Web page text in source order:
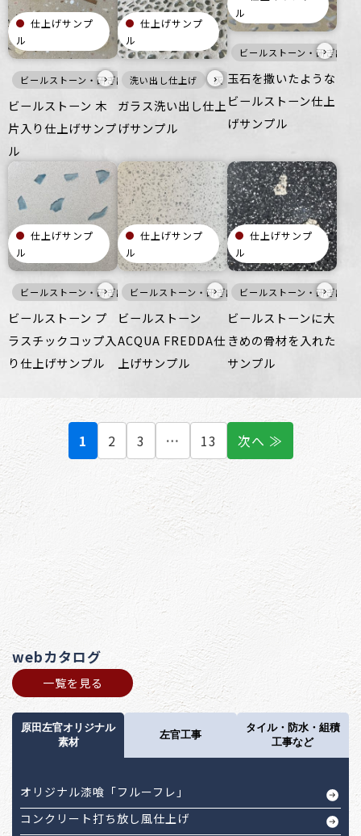
仕上げサンプ
ル
ビールストーン・研ぎ出し仕上げ 暖色 壁 床 家具・什器 つる
›
ビールストーン 木
片入り仕上げサンプ
ル
仕上げサンプ
ル
洗い出し仕上げ 灰 壁 床 家具・什器
›
ガラス洗い出し仕上
げサンプル
ル
ビールストーン・研ぎ出し
›
玉石を撒いたような
ビールストーン仕上
げサンプル
仕上げサンプ
ル
ビールストーン・研ぎ出し仕上げ 寒色 壁 床 家具・什器 つる
›
ビールストーン プ
ラスチックコップ入
り仕上げサンプル
仕上げサンプ
ル
ビールストーン・研ぎ出し仕上げ 白 壁
›
ビールストーン
ACQUA FREDDA仕
上げサンプル
仕上げサンプ
ル
ビールストーン・研ぎ出し
›
ビールストーンに大
きめの骨材を入れた
サンプル
1 2 3 … 13 次へ ≫
webカタログ
一覧を見る
原田左官オリジナル
素材
左官工事
タイル・防水・組積
工事など
オリジナル漆喰「フルーフレ」
コンクリート打ち放し風仕上げ